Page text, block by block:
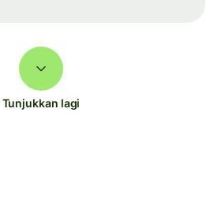
Tunjukkan lagi